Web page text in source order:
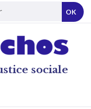
sociale
OK